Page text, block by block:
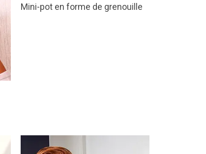
Mini-pot en forme de grenouille